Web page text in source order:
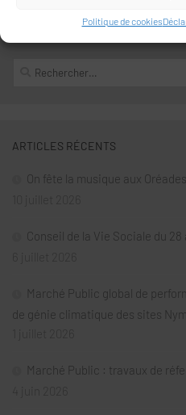
Politique de cookies
Rechercher :
ARTICLES RÉCENTS
On fête la musique aux Oréades
Conseil de la Vie Sociale du 28
Marché Public global de
de génie climatique des sites
Marché Public : travaux de